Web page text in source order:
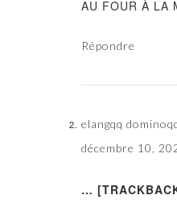
AU FOUR À LA
Répondre
elangqq
décembre 10,
…